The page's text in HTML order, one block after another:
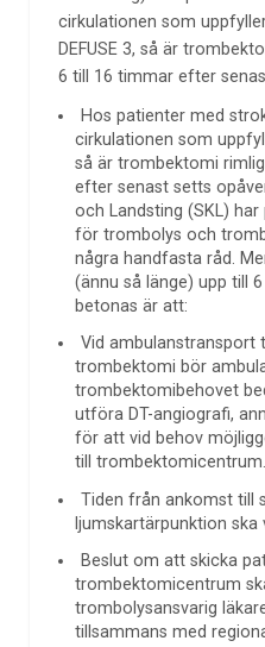
cirkulationen som
DEFUSE 3, så är
6 till 16 timmar efter
Hos patienter med
cirkulationen som
så är trombektomi
efter senast setts
och Landsting (SKL)
för trombolys och
några handfasta råd.
(ännu så länge) upp till
betonas är att:
Vid ambulanstransport
trombektomi bör
trombektomibehovet
utföra DT-angiografi,
för att vid behov
till trombektomicentrum.
Tiden från ankomst till
ljumskartärpunktion ska
Beslut om att skicka
trombektomicentrum
trombolysansvarig
tillsammans med